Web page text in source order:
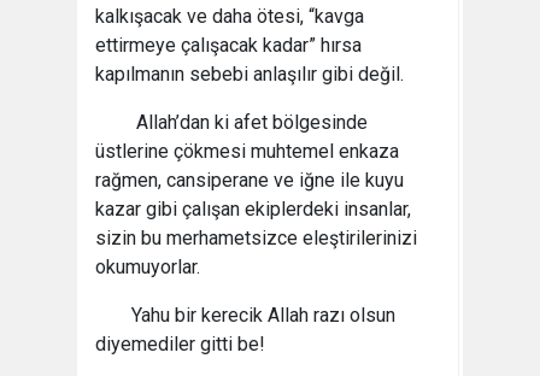
kalkışacak ve daha ötesi, “kavga
ettirmeye çalışacak kadar” hırsa
kapılmanın sebebi anlaşılır gibi değil.
Allah’dan ki afet bölgesinde
üstlerine çökmesi muhtemel enkaza
rağmen, cansiperane ve iğne ile kuyu
kazar gibi çalışan ekiplerdeki insanlar,
sizin bu merhametsizce eleştirilerinizi
okumuyorlar.
Yahu bir kerecik Allah razı olsun
diyemediler gitti be!